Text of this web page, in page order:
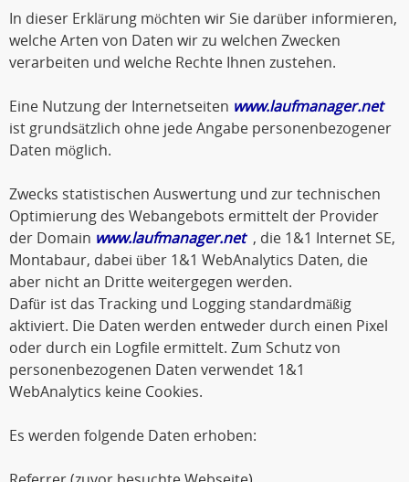
In dieser Erklärung möchten wir Sie darüber informieren,
welche Arten von Daten wir zu welchen Zwecken
verarbeiten und welche Rechte Ihnen zustehen.
Eine Nutzung der Internetseiten www.laufmanager.net
ist grundsätzlich ohne jede Angabe personenbezogener
Daten möglich.
Zwecks statistischen Auswertung und zur technischen
Optimierung des Webangebots ermittelt der Provider
der Domain www.laufmanager.net, die 1&1 Internet SE,
Montabaur, dabei über 1&1 WebAnalytics Daten, die
aber nicht an Dritte weitergegen werden.
Dafür ist das Tracking und Logging standardmäßig
aktiviert. Die Daten werden entweder durch einen Pixel
oder durch ein Logfile ermittelt. Zum Schutz von
personenbezogenen Daten verwendet 1&1
WebAnalytics keine Cookies.
Es werden folgende Daten erhoben: